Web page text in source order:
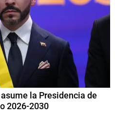
la Presidencia de
2026-2030